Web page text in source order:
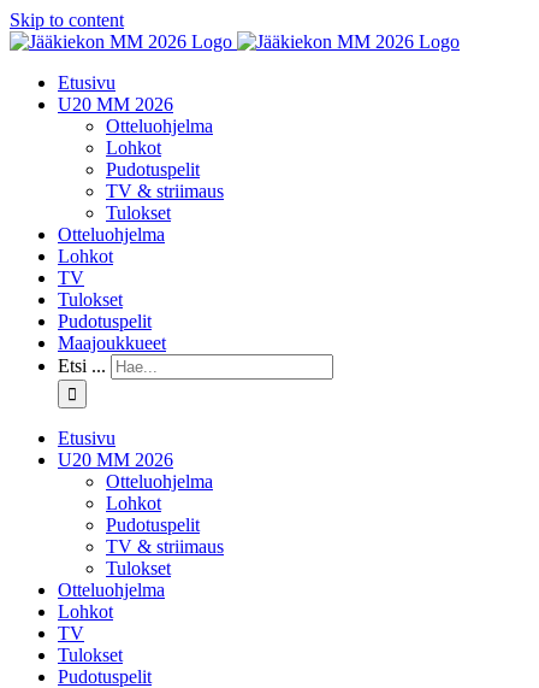
Skip to content
Etusivu
U20 MM 2026
Otteluohjelma
Lohkot
Pudotuspelit
TV & striimaus
Tulokset
Otteluohjelma
Lohkot
TV
Tulokset
Pudotuspelit
Maajoukkueet
Etsi ...
Etusivu
U20 MM 2026
Otteluohjelma
Lohkot
Pudotuspelit
TV & striimaus
Tulokset
Otteluohjelma
Lohkot
TV
Tulokset
Pudotuspelit